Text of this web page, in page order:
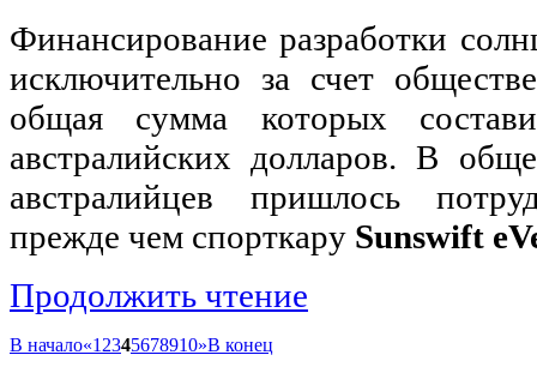
Финансирование разработки
исключительно за счет
общая сумма которых
австралийских долларов. В
австралийцев пришлось
прежде чем спорткару Sunswift
Продолжить чтение
В начало«1 2345678910»В конец